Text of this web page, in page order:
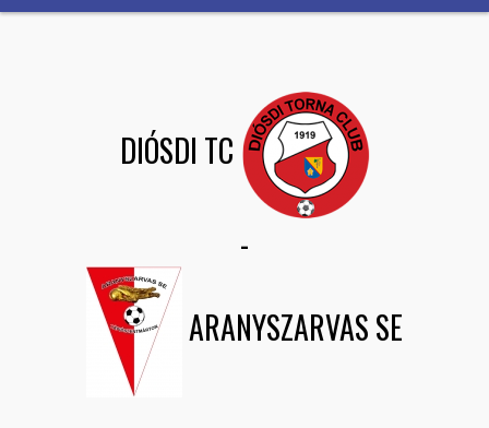
DIÓSDI TC
-
ARANYSZARVAS SE